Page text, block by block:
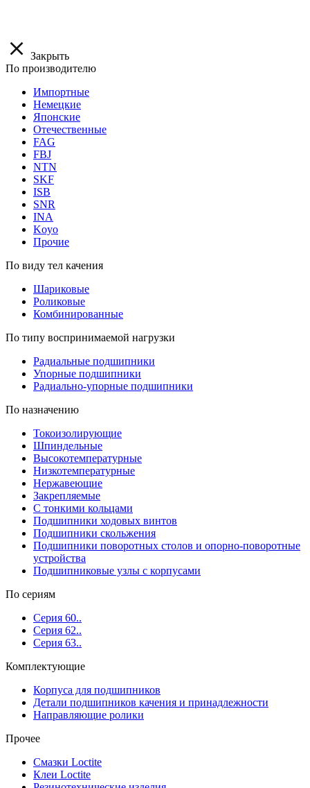
Закрыть
По производителю
Импортные
Немецкие
Японские
Отечественные
FAG
FBJ
NTN
SKF
ISB
SNR
INA
Koyo
Прочие
По виду тел качения
Шариковые
Роликовые
Комбинированные
По типу воспринимаемой нагрузки
Радиальные подшипники
Упорные подшипники
Радиально-упорные подшипники
По назначению
Токоизолирующие
Шпиндельные
Высокотемпературные
Низкотемпературные
Нержавеющие
Закрепляемые
С тонкими кольцами
Подшипники ходовых винтов
Подшипники скольжения
Подшипники поворотных столов и опорно-поворотные
устройства
Подшипниковые узлы с корпусами
По сериям
Серия 60..
Серия 62..
Серия 63..
Комплектующие
Корпуса для подшипников
Детали подшипников качения и принадлежности
Направляющие ролики
Прочее
Смазки Loctite
Клеи Loctite